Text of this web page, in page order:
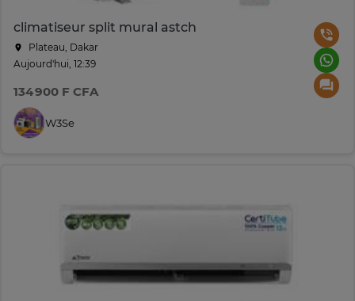
climatiseur split mural astch
Plateau, Dakar
Aujourd'hui, 12:39
134 900 F CFA
W3Se